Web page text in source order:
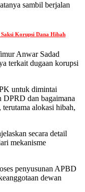
sambil berjalan
Korupsi Dana Hibah
Anwar Sadad
terkait dugaan korupsi
untuk dimintai
DPRD dan bagaimana
alokasi hibah,
secara detail
mekanisme
penyusunan APBD
dewan